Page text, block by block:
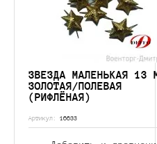
ЗВЕЗДА МАЛЕНЬКАЯ 13
ЗОЛОТАЯ/ПОЛЕВАЯ
(РИФЛЁНАЯ)
Артикул: 16633